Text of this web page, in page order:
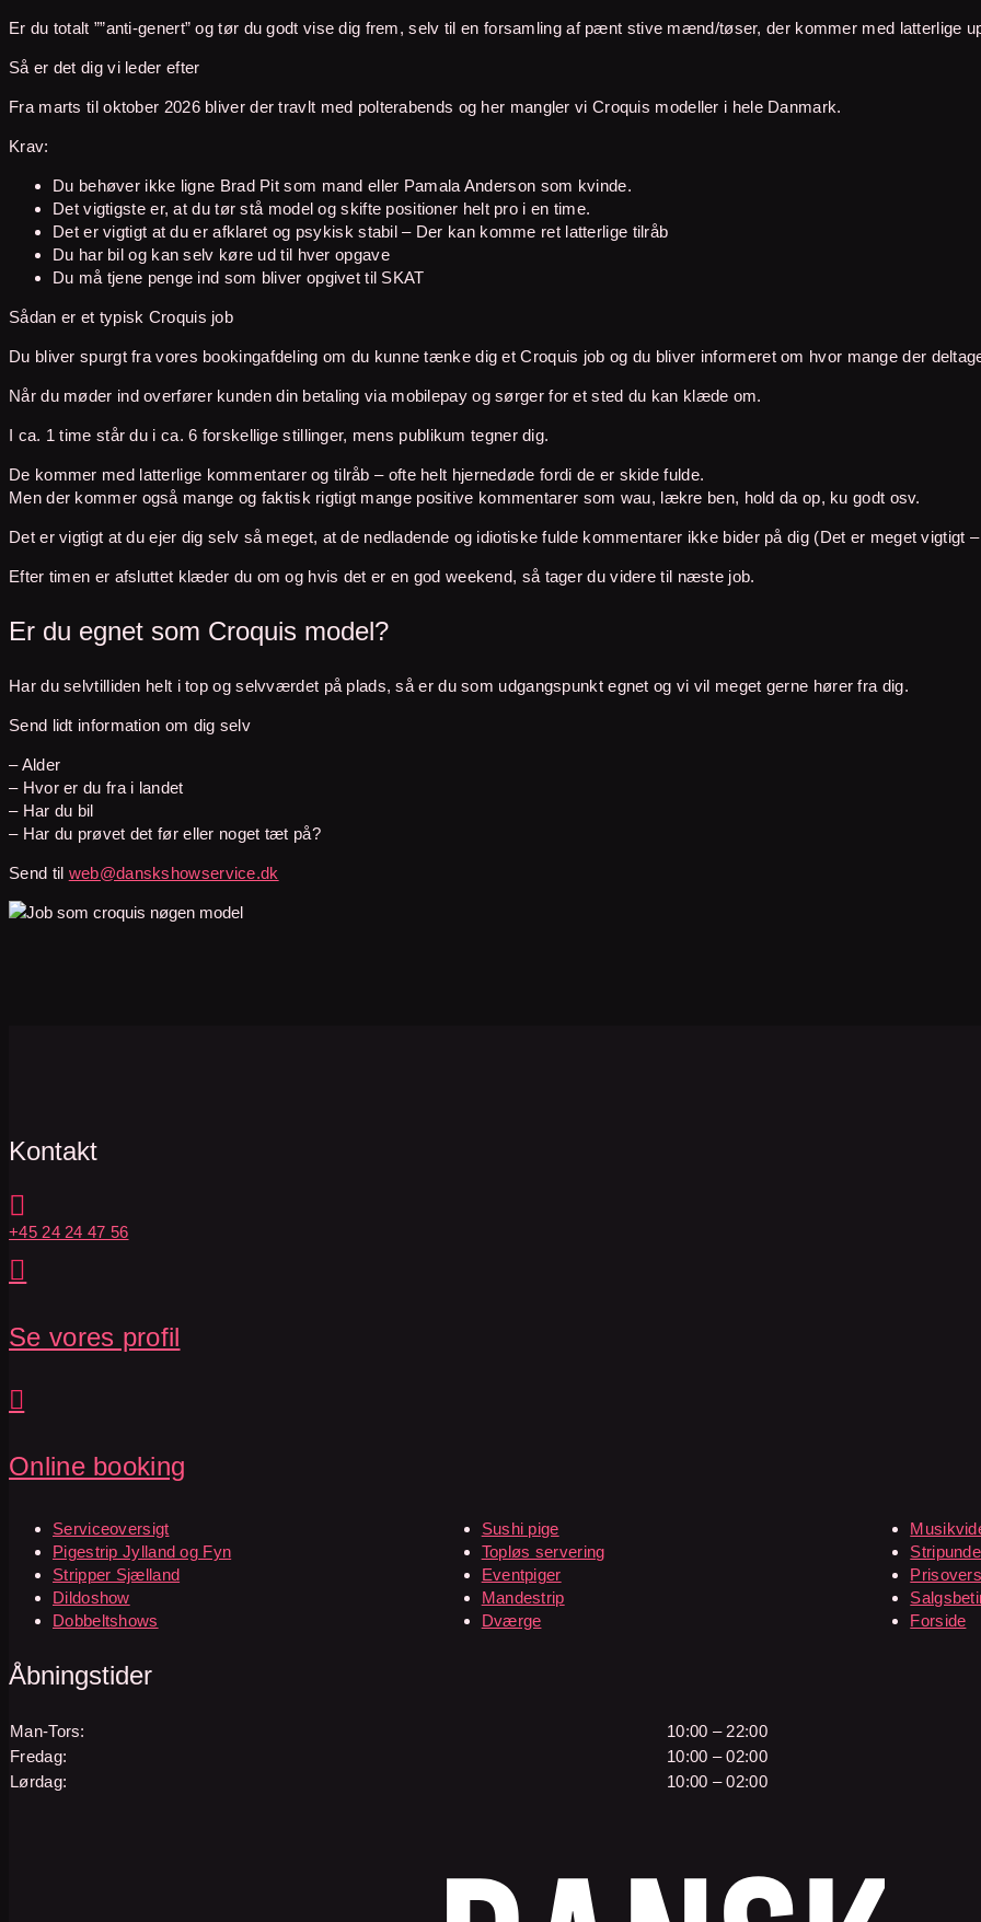
Er du totalt ””anti-genert” og tør du godt vise dig frem, selv til en forsamling af pænt stive mænd/tøser, der kommer med latterlige
Så er det dig vi leder efter
Fra marts til oktober 2026 bliver der travlt med polterabends og her mangler vi Croquis modeller i hele Danmark.
Krav:
Du behøver ikke ligne Brad Pit som mand eller Pamala Anderson som kvinde.
Det vigtigste er, at du tør stå model og skifte positioner helt pro i en time.
Det er vigtigt at du er afklaret og psykisk stabil – Der kan komme ret latterlige tilråb
Du har bil og kan selv køre ud til hver opgave
Du må tjene penge ind som bliver opgivet til SKAT
Sådan er et typisk Croquis job
Du bliver spurgt fra vores bookingafdeling om du kunne tænke dig et Croquis job og du bliver informeret om hvor mange der
Når du møder ind overfører kunden din betaling via mobilepay og sørger for et sted du kan klæde om.
I ca. 1 time står du i ca. 6 forskellige stillinger, mens publikum tegner dig.
De kommer med latterlige kommentarer og tilråb – ofte helt hjernedøde fordi de er skide fulde.
Men der kommer også mange og faktisk rigtigt mange positive kommentarer som wau, lækre ben, hold da op, ku godt osv.
Det er vigtigt at du ejer dig selv så meget, at de nedladende og idiotiske fulde kommentarer ikke bider på dig (Det er meget vigtigt
Efter timen er afsluttet klæder du om og hvis det er en god weekend, så tager du videre til næste job.
Er du egnet som Croquis model?
Har du selvtilliden helt i top og selvværdet på plads, så er du som udgangspunkt egnet og vi vil meget gerne hører fra dig.
Send lidt information om dig selv
– Alder
– Hvor er du fra i landet
– Har du bil
– Har du prøvet det før eller noget tæt på?
Send til web@danskshowservice.dk
Kontakt

+45 24 24 47 56

Se vores profil

Online booking
Serviceoversigt
Pigestrip Jylland og Fyn
Stripper Sjælland
Dildoshow
Dobbeltshows
Sushi pige
Topløs servering
Eventpiger
Mandestrip
Dværge
Forside
Åbningstider
Man-Tors:
10:00 – 22:00
Fredag:
10:00 – 02:00
Lørdag:
10:00 – 02:00